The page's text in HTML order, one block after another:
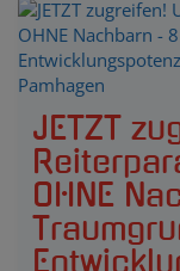
JETZT
OHNE